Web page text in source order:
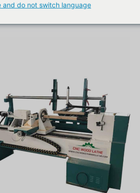
and do not switch language